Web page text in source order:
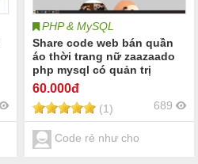
PHP & MySQL
Share code web bán quần
áo thời trang nữ zaazaado
php mysql có quản trị
60.000đ
(1) 689
Code rẻ như cho